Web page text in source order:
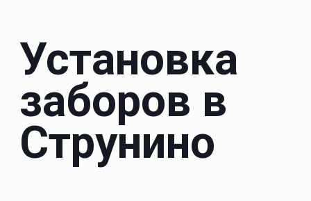
Установка
заборов в
Струнино